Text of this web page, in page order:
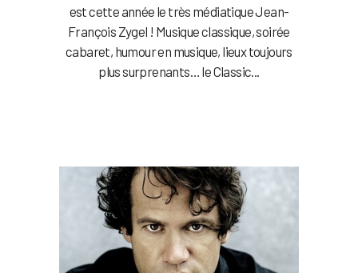
est cette année le très médiatique Jean-
François Zygel ! Musique classique, soirée
cabaret, humour en musique, lieux toujours
plus surprenants… le Classic...